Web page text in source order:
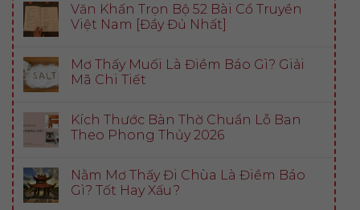
Văn Khấn Trọn Bộ 52 Bài Cổ Truyền
Việt Nam [Đầy Đủ Nhất]
Mơ Thấy Muối Là Điềm Báo Gì? Giải
Mã Chi Tiết
Kích Thước Bàn Thờ Chuẩn Lỗ Ban
Theo Phong Thủy 2026
Nằm Mơ Thấy Đi Chùa Là Điềm Báo
Gì? Tốt Hay Xấu?